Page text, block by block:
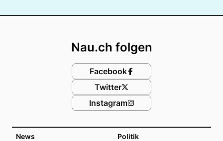
News Politik
Nau.ch folgen
Facebook
Twitter
Instagram